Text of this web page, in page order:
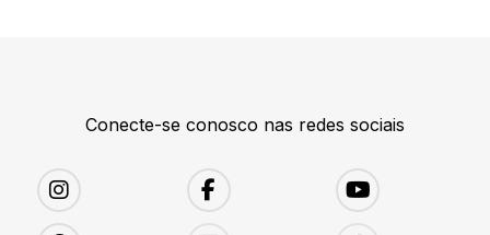
Conecte-se conosco nas redes sociais